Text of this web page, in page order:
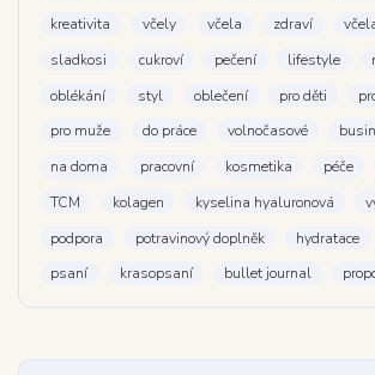
kreativita
včely včela zdraví
sladkosi
cukroví pečení lifestyle
oblékání
styl oblečení pro děti
pro muže
do práce volnočasové
na doma
pracovní kosmetika péče
TCM
kolagen kyselina hyaluronová
podpora
potravinový doplněk hydratace
psaní
krasopsaní bullet journal